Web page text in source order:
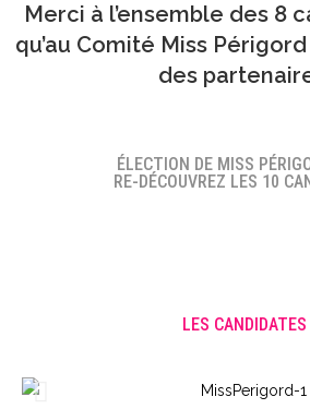
Merci à l’ensemble des 8
qu’au Comité Miss
des
ÉLECTION DE MISS
RE-DÉCOUVREZ LES 10
LES CANDIDATES